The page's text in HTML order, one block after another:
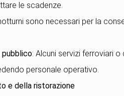
le scadenze.
sono necessari per la
pubblico: Alcuni servizi ferroviari o
personale operativo.
e della ristorazione